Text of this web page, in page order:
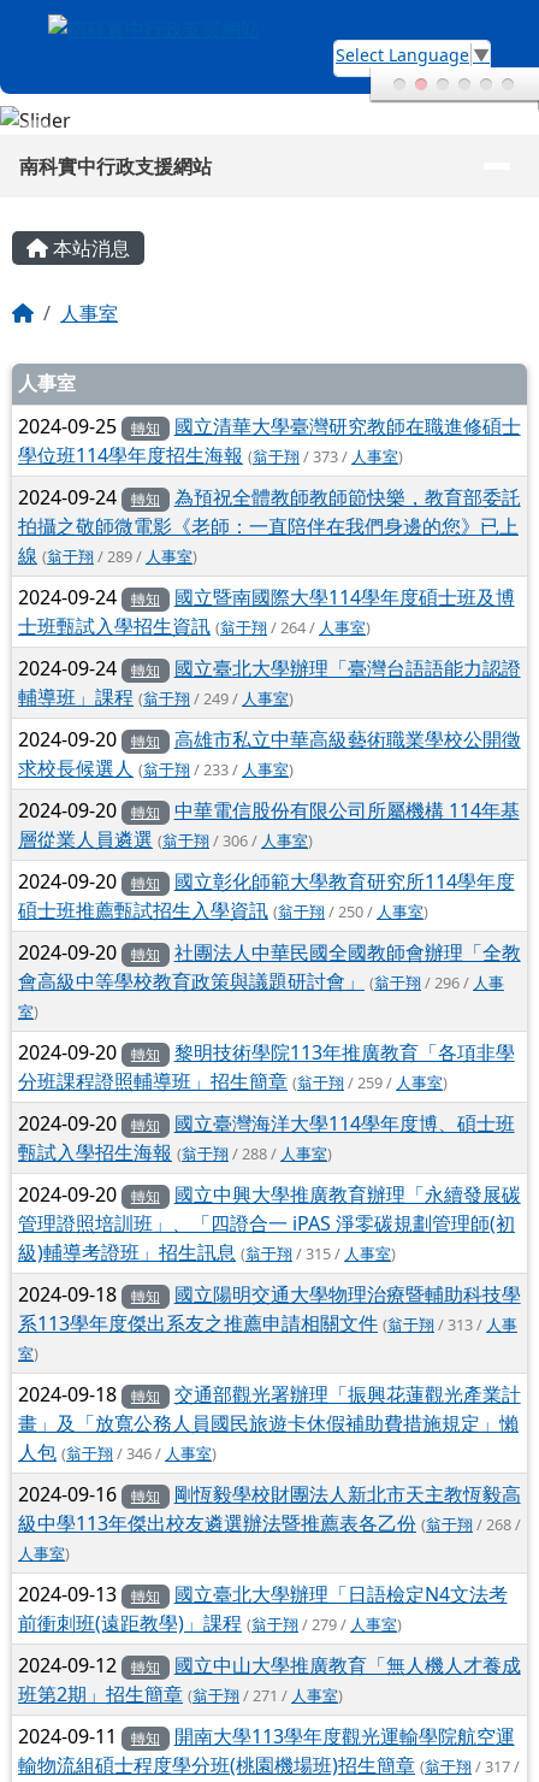
跳至主內容區
南科實中行政支援網站
Select Language ▼
導覽列
南科實中行政支援網站
主內容區域
本站消息
回首頁人事室
文章列表
人事室
2024-09-25 轉知
國立清華大學臺灣研究教師在職進修碩士
學位班114學年度招生海報 (翁于翔/ 373 / 人事室)
2024-09-24 轉知
為預祝全體教師教師節快樂，教育部委託
拍攝之敬師微電影《老師：一直陪伴在我們身邊的您》已上
線 (翁于翔 / 289 / 人事室)
2024-09-24 轉知
國立暨南國際大學114學年度碩士班及博
士班甄試入學招生資訊 (翁于翔/ 264 / 人事室)
2024-09-24 轉知
國立臺北大學辦理「臺灣台語語能力認證
輔導班」課程 (翁于翔 / 249 / 人事室)
2024-09-20 轉知
高雄市私立中華高級藝術職業學校公開徵
求校長候選人 (翁于翔/ 233 / 人事室)
2024-09-20 轉知
中華電信股份有限公司所屬機構 114年基
層從業人員遴選 (翁于翔 / 306 / 人事室)
2024-09-20 轉知
國立彰化師範大學教育研究所114學年度
碩士班推薦甄試招生入學資訊 (翁于翔/ 250 / 人事室)
2024-09-20 轉知
社團法人中華民國全國教師會辦理「全教
會高級中等學校教育政策與議題研討會」
(翁于翔 / 296 / 人事
室)
2024-09-20 轉知
黎明技術學院113年推廣教育「各項非學
分班課程證照輔導班」招生簡章 (翁于翔/ 259 / 人事室)
2024-09-20 轉知
國立臺灣海洋大學114學年度博、碩士班
甄試入學招生海報 (翁于翔 / 288 / 人事室)
2024-09-20 轉知
國立中興大學推廣教育辦理「永續發展碳
管理證照培訓班」、「四證合一 iPAS 淨零碳規劃管理師(初
級)輔導考證班」招生訊息 (翁于翔/ 315 / 人事室)
2024-09-18 轉知
國立陽明交通大學物理治療暨輔助科技學
系113學年度傑出系友之推薦申請相關文件 (翁于翔 / 313 / 人事
室)
2024-09-18 轉知
交通部觀光署辦理「振興花蓮觀光產業計
畫」及「放寬公務人員國民旅遊卡休假補助費措施規定」懶
人包 (翁于翔/ 346 / 人事室)
2024-09-16 轉知
剛恆毅學校財團法人新北市天主教恆毅高
級中學113年傑出校友遴選辦法暨推薦表各乙份 (翁于翔 / 268 /
人事室)
2024-09-13 轉知
國立臺北大學辦理「日語檢定N4文法考
前衝刺班(遠距教學)」課程 (翁于翔/ 279 / 人事室)
2024-09-12 轉知
國立中山大學推廣教育「無人機人才養成
班第2期」招生簡章 (翁于翔 / 271 / 人事室)
2024-09-11 轉知
開南大學113學年度觀光運輸學院航空運
輸物流組碩士程度學分班(桃園機場班)招生簡章 (翁于翔/ 317 /